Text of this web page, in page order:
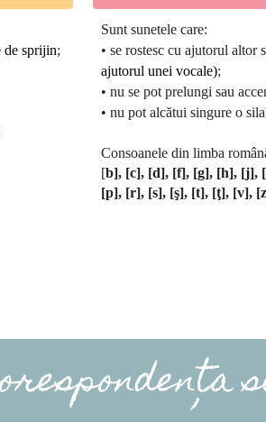
de sprijin;
Sunt sunetele care:
• se rostesc cu ajutorul altor
ajutorul unei vocale);
• nu se pot prelungi sau
• nu pot alcătui singure o
Consoanele din limba
[b], [c], [d], [f], [g], [h], [j],
[p], [r], [s], [ş], [t], [ţ], [v],